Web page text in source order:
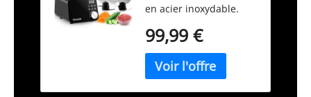
Cuisine, Pour
Déchiqueter,
Trancher,Hacher,
Moudre, Faire des
Smoothies,
Hacher, Farcir et
en acier inoxydable.
équipé d'un puissant
moteur de 1500 W, il
dispose également de
plusieurs réglages de
99,99 €